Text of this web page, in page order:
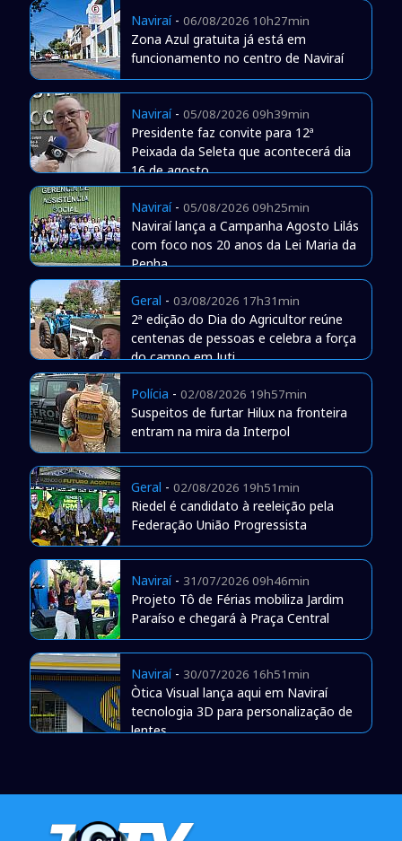
Naviraí- 06/08/2026 10h27min
Zona Azul gratuita já está em
funcionamento no centro de Naviraí
Naviraí- 05/08/2026 09h39min
Presidente faz convite para 12ª
Peixada da Seleta que acontecerá dia
16 de agosto
Naviraí- 05/08/2026 09h25min
Naviraí lança a Campanha Agosto Lilás
com foco nos 20 anos da Lei Maria da
Penha
Geral - 03/08/2026 17h31min
2ª edição do Dia do Agricultor reúne
centenas de pessoas e celebra a força
do campo em Juti
Polícia - 02/08/2026 19h57min
Suspeitos de furtar Hilux na fronteira
entram na mira da Interpol
Geral - 02/08/2026 19h51min
Riedel é candidato à reeleição pela
Federação União Progressista
Naviraí- 31/07/2026 09h46min
Projeto Tô de Férias mobiliza Jardim
Paraíso e chegará à Praça Central
Naviraí- 30/07/2026 16h51min
Òtica Visual lança aqui em Naviraí
tecnologia 3D para personalização de
lentes